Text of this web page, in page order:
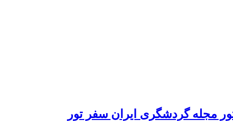
مجله گردشگری ایران سفر تور